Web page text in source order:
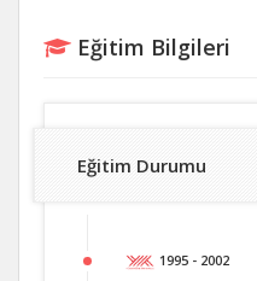
Eğitim Bilgileri
Eğitim Durumu
1995 - 2002